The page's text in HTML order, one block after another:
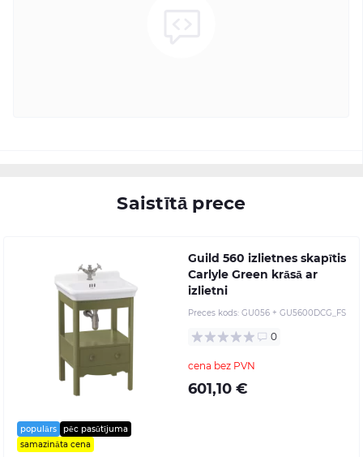
Saistītā prece
populārs
pēc pasūtījuma
samazināta cena
Guild 560 izlietnes skapītis
Carlyle Green krāsā ar
izlietni
Preces kods: GU056 + GU5600DCG_FS
0
cena bez PVN
601,10 €